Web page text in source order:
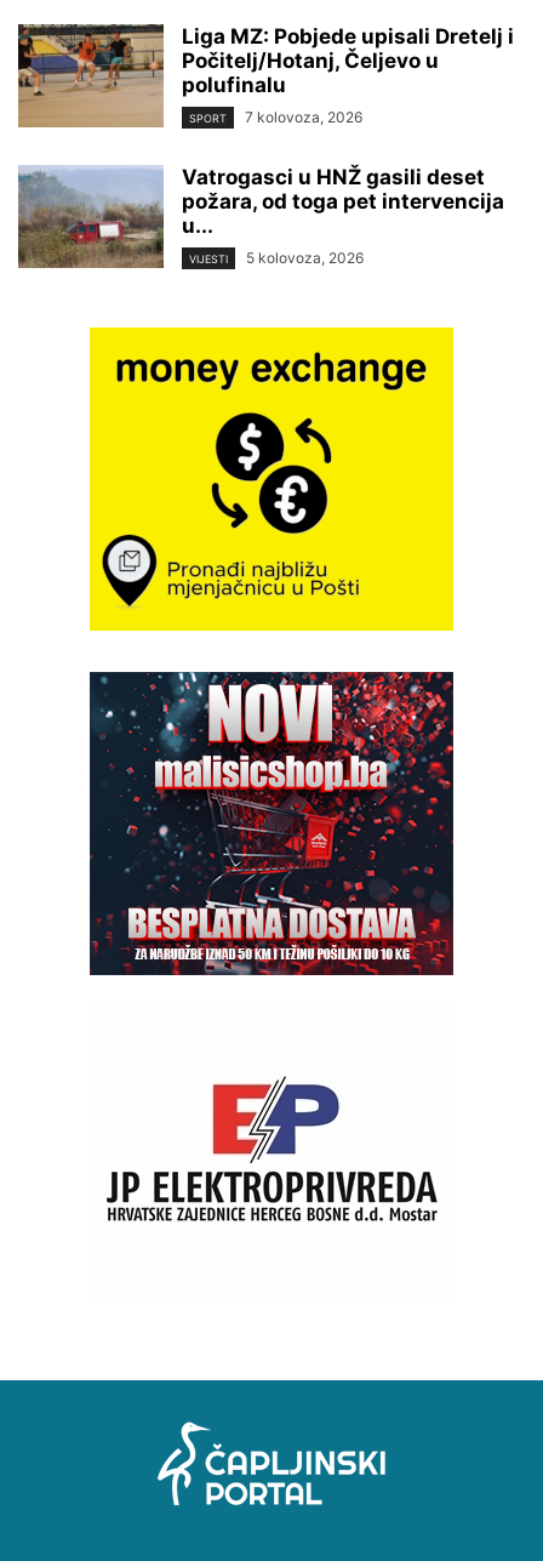
Liga MZ: Pobjede upisali Dretelj i
Počitelj/Hotanj, Čeljevo u
polufinalu
SPORT 7 kolovoza, 2026
Vatrogasci u HNŽ gasili deset
požara, od toga pet intervencija
u...
VIJESTI 5 kolovoza, 2026